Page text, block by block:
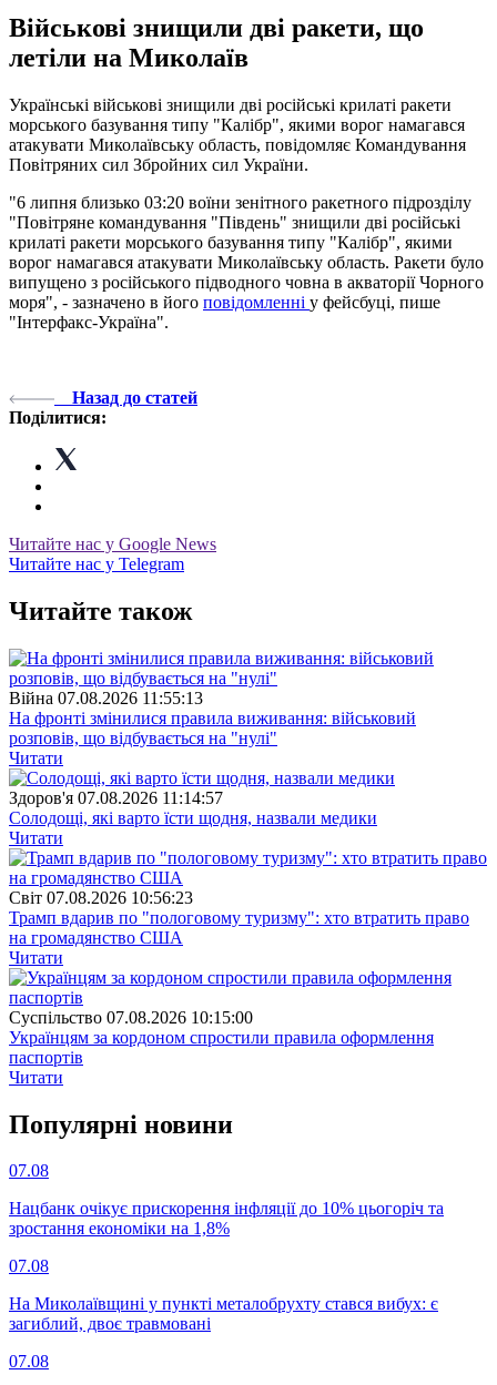
Військові знищили дві ракети, що
летіли на Миколаїв
Українські військові знищили дві російські крилаті ракети
морського базування типу "Калібр", якими ворог намагався
атакувати Миколаївську область, повідомляє Командування
Повітряних сил Збройних сил України.
"6 липня близько 03:20 воїни зенітного ракетного підрозділу
"Повітряне командування "Південь" знищили дві російські
крилаті ракети морського базування типу "Калібр", якими
ворог намагався атакувати Миколаївську область. Ракети було
випущено з російського підводного човна в акваторії Чорного
моря", - зазначено в його повідомленні у фейсбуці, пише
"Інтерфакс-Україна".
Назад до статей
Поділитися:
Читайте нас у Google News
Читайте нас у Telegram
Читайте також
Війна 07.08.2026 11:55:13
На фронті змінилися правила виживання: військовий
розповів, що відбувається на "нулі"
Читати
Здоров'я 07.08.2026 11:14:57
Солодощі, які варто їсти щодня, назвали медики
Читати
Свiт 07.08.2026 10:56:23
Трамп вдарив по "пологовому туризму": хто втратить право
на громадянство США
Читати
Суспiльство 07.08.2026 10:15:00
Українцям за кордоном спростили правила оформлення
паспортів
Читати
Популярнi новини
07.08
Нацбанк очікує прискорення інфляції до 10% цьогоріч та
зростання економіки на 1,8%
07.08
На Миколаївщині у пункті металобрухту стався вибух: є
загиблий, двоє травмовані
07.08